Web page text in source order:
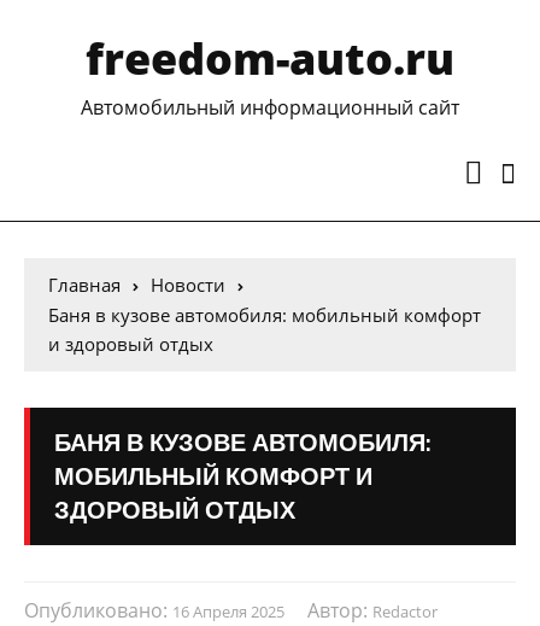
freedom-auto.ru
Автомобильный информационный сайт
Главная
Новости
Баня в кузове автомобиля: мобильный комфорт
и здоровый отдых
БАНЯ В КУЗОВЕ АВТОМОБИЛЯ:
МОБИЛЬНЫЙ КОМФОРТ И
ЗДОРОВЫЙ ОТДЫХ
Опубликовано: 16 Апреля 2025 Автор: Redactor